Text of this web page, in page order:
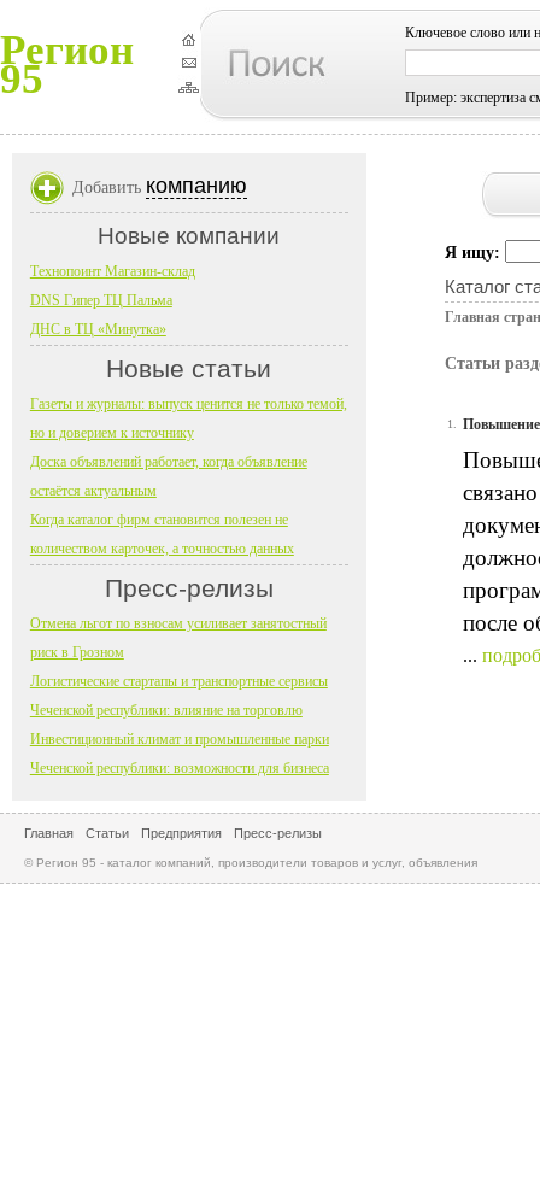
Регион
95
Ключевое слово или
Пример: экспертиза
Я ищу:
Каталог
Главная
Статьи
1. Повышение
после
...
Добавить компанию
Новые компании
Технопоинт Магазин-склад
DNS Гипер ТЦ Пальма
ДНС в ТЦ «Минутка»
Новые статьи
Газеты и журналы: выпуск ценится не только темой,
но и доверием к источнику
Доска объявлений работает, когда объявление
остаётся актуальным
Когда каталог фирм становится полезен не
количеством карточек, а точностью данных
Пресс-релизы
Отмена льгот по взносам усиливает занятостный
риск в Грозном
Логистические стартапы и транспортные сервисы
Чеченской республики: влияние на торговлю
Инвестиционный климат и промышленные парки
Чеченской республики: возможности для бизнеса
Главная Статьи Предприятия Пресс-релизы
© Регион 95 - каталог компаний, производители товаров и услуг, объявления